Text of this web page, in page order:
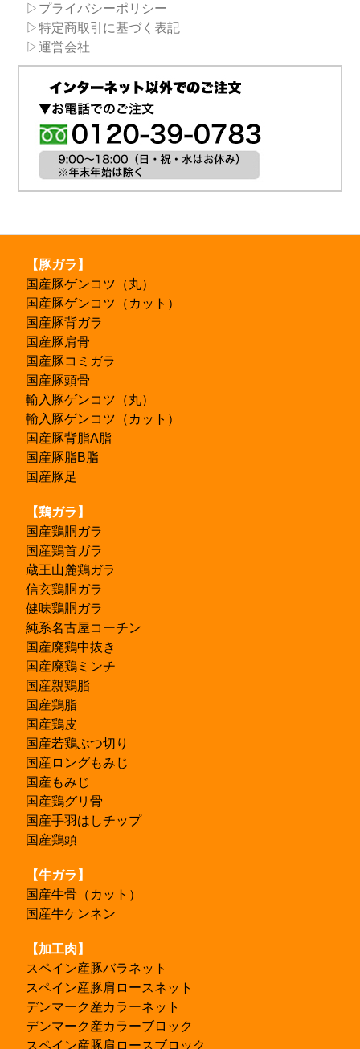
▷プライバシーポリシー
▷特定商取引に基づく表記
▷運営会社
【豚ガラ】
国産豚ゲンコツ（丸）
国産豚ゲンコツ（カット）
国産豚背ガラ
国産豚肩骨
国産豚コミガラ
国産豚頭骨
輸入豚ゲンコツ（丸）
輸入豚ゲンコツ（カット）
国産豚背脂A脂
国産豚脂B脂
国産豚足
【鶏ガラ】
国産鶏胴ガラ
国産鶏首ガラ
蔵王山麓鶏ガラ
信玄鶏胴ガラ
健味鶏胴ガラ
純系名古屋コーチン
国産廃鶏中抜き
国産廃鶏ミンチ
国産親鶏脂
国産鶏脂
国産鶏皮
国産若鶏ぶつ切り
国産ロングもみじ
国産もみじ
国産鶏グリ骨
国産手羽はしチップ
国産鶏頭
【牛ガラ】
国産牛骨（カット）
国産牛ケンネン
【加工肉】
スペイン産豚バラネット
スペイン産豚肩ロースネット
デンマーク産カラーネット
デンマーク産カラーブロック
スペイン産豚肩ロースブロック